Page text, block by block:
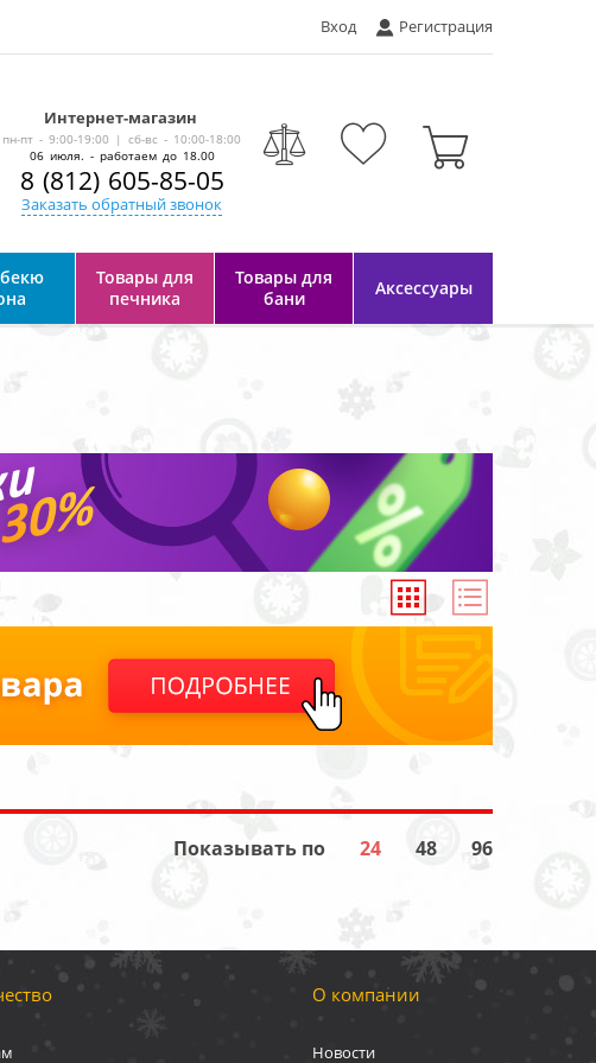
Вход Регистрация
Интернет-магазин
-
пн-пт - 9:00-19:00 | сб-вс - 10:00-18:00
06 июля. - работаем до 18.00
8 (812) 605-85-05
Заказать обратный звонок
Товары для
печника
Товары для
бани
Аксессуары
Показывать по 24 48 96
О компании
Новости